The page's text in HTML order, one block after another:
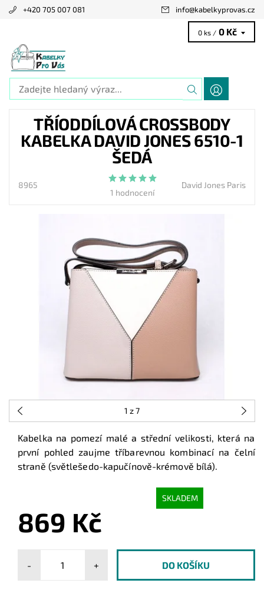
+420 705 007 081 info@kabelkyprovas.cz
0 ks / 0 Kč
TŘÍODDÍLOVÁ CROSSBODY
KABELKA DAVID JONES 6510-1
ŠEDÁ
8965
1 hodnocení
David Jones Paris
1 z 7
Kabelka na pomezí malé a střední velikosti, která na
první pohled zaujme tříbarevnou kombinací na čelní
straně (světlešedo-kapučínově-krémově bílá).
SKLADEM
869 Kč
- +